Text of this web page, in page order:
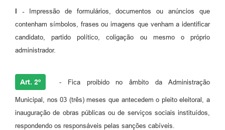
l - Impressão de formulários, documentos ou anúncios que
contenham símbolos, frases ou imagens que venham a identificar
candidato, partido político, coligação ou mesmo o próprio
administrador.
Art. 2º - Fica proibido no âmbito da Administração
Municipal, nos 03 (três) meses que antecedem o pleito eleitoral, a
inauguração de obras públicas ou de serviços sociais instituídos,
respondendo os responsáveis pelas sanções cabíveis.